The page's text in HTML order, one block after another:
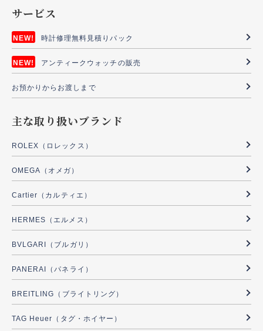
サービス
時計修理無料見積りパック
アンティークウォッチの販売
お預かりからお渡しまで
主な取り扱いブランド
ROLEX（ロレックス）
OMEGA（オメガ）
Cartier（カルティエ）
HERMES（エルメス）
BVLGARI（ブルガリ）
PANERAI（パネライ）
BREITLING（ブライトリング）
TAG Heuer（タグ・ホイヤー）